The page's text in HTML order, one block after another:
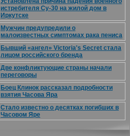
истребителя Су-30 на жилой дом в
Иркутске
Мужчин предупредили о
малоизвестных симптомах рака пениса
Бывший «ангел» Victoria's Secret стала
лицом российского бренда
Две конфликтующие страны начали
переговоры
Боец Клинок рассказал подробности
взятия Часова Яра
Стало известно о десятках погибших в
Часовом Яре